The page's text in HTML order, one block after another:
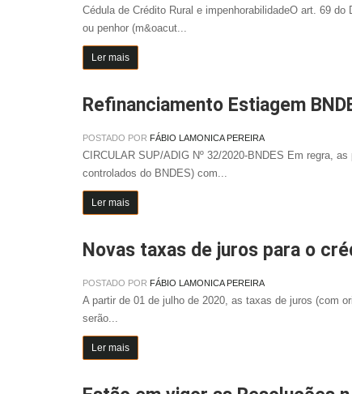
Cédula de Crédito Rural e impenhorabilidadeO art. 69
ou penhor (m&oacut...
Ler mais
Refinanciamento Estiagem
POSTADO POR FÁBIO LAMONICA PEREIRA
CIRCULAR SUP/ADIG Nº 32/2020-BNDES Em regra,
controlados do BNDES) com...
Ler mais
Novas taxas de juros para o
POSTADO POR FÁBIO LAMONICA PEREIRA
A partir de 01 de julho de 2020, as taxas de juros (com
serão...
Ler mais